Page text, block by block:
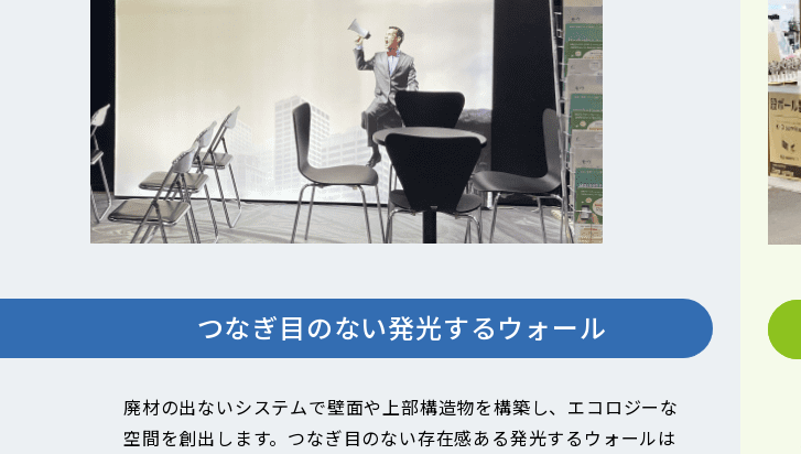
つなぎ目のない発光するウォール
廃材の出ないシステムで壁面や上部構造物を構築し、エコロジーな
空間を創出します。つなぎ目のない存在感ある発光するウォールは